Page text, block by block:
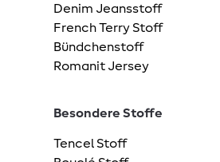
Denim Jeansstoff
French Terry Stoff
Bündchenstoff
Romanit Jersey
Besondere Stoffe
Tencel Stoff